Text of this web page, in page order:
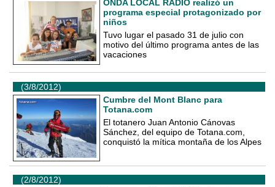
ONDA LOCAL RADIO realizó un
programa especial protagonizado por
niños
Tuvo lugar el pasado 31 de julio con
motivo del último programa antes de las
vacaciones
(3/8/2012)
Cumbre del Mont Blanc para
Totana.com
El totanero Juan Antonio Cánovas
Sánchez, del equipo de Totana.com,
conquistó la mítica montaña de los Alpes
(2/8/2012)